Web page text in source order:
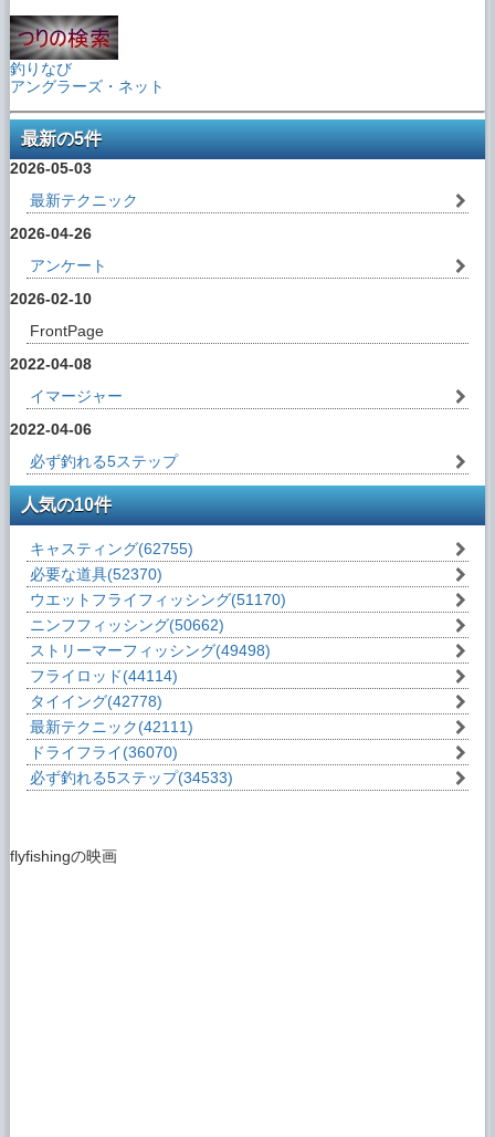
釣りなび
アングラーズ・ネット
最新の5件
2026-05-03
最新テクニック
2026-04-26
アンケート
2026-02-10
FrontPage
2022-04-08
イマージャー
2022-04-06
必ず釣れる5ステップ
人気の10件
キャスティング(62755)
必要な道具(52370)
ウエットフライフィッシング(51170)
ニンフフィッシング(50662)
ストリーマーフィッシング(49498)
フライロッド(44114)
タイイング(42778)
最新テクニック(42111)
ドライフライ(36070)
必ず釣れる5ステップ(34533)
flyfishingの映画